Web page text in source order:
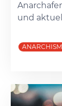
und